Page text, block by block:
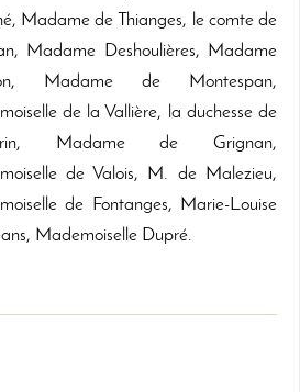
Madame de Thianges, le comte de
Madame Deshoulières, Madame
Madame de Montespan,
de la Vallière, la duchesse de
Madame de Grignan,
de Valois, M. de Malezieu,
de Fontanges, Marie-Louise
Mademoiselle Dupré.